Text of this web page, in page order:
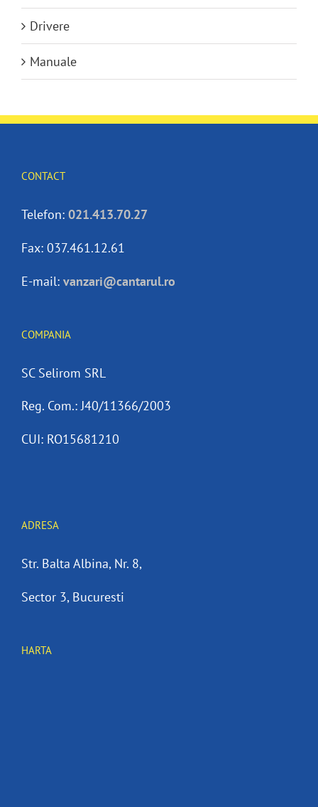
Drivere
Manuale
CONTACT
Telefon: 021.413.70.27
Fax: 037.461.12.61
E-mail: vanzari@cantarul.ro
COMPANIA
SC Selirom SRL
Reg. Com.: J40/11366/2003
CUI: RO15681210
ADRESA
Str. Balta Albina, Nr. 8,
Sector 3, Bucuresti
HARTA